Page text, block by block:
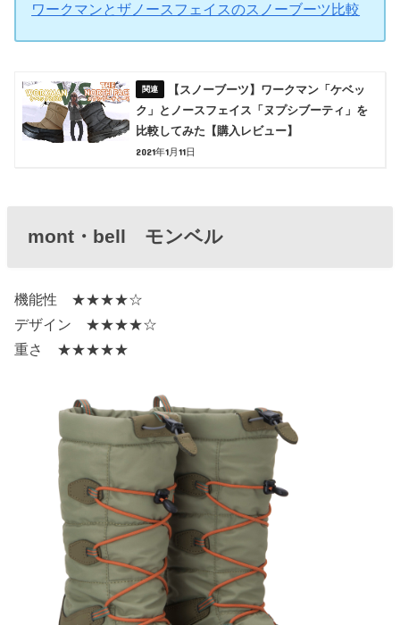
ワークマンとザノースフェイスのスノーブーツ比較
【スノーブーツ】ワークマン「ケベッ
ク」とノースフェイス「ヌプシブーティ」を
比較してみた【購入レビュー】
2021年1月11日
mont・bell モンベル
機能性 ★★★★☆
デザイン ★★★★☆
重さ ★★★★★